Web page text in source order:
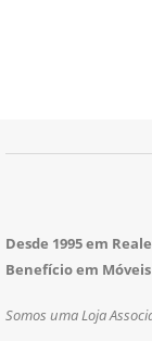
Desde 1995 em
Benefício em
Somos uma Loja